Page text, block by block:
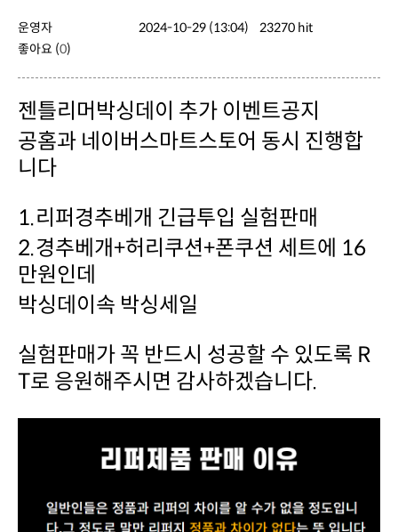
운영자 2024-10-29 (13:04)
23270 hit
좋아요 (0)
젠틀리머박싱데이 추가 이벤트공지
니다
1.리퍼경추베개 긴급투입 실험판매
만원인데
박싱데이속 박싱세일
T로 응원해주시면 감사하겠습니다.